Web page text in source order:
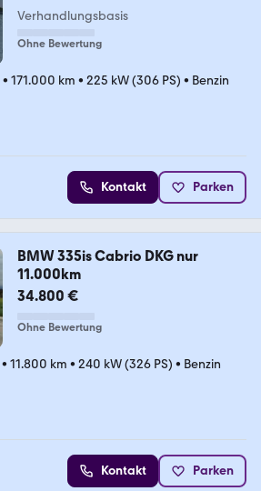
Verhandlungsbasis
Ohne Bewertung
• 171.000 km • 225 kW (306 PS) • Benzin
Kontakt Parken
BMW 335is Cabrio DKG nur
11.000km
34.800 €
Ohne Bewertung
• 11.800 km • 240 kW (326 PS) • Benzin
Kontakt Parken